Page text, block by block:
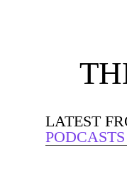
LATEST
PODCASTS